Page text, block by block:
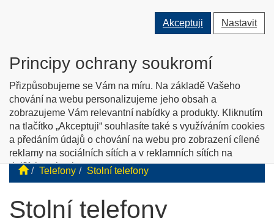
Akceptuji Nastavit
Principy ochrany soukromí
Přizpůsobujeme se Vám na míru. Na základě Vašeho
chování na webu personalizujeme jeho obsah a
zobrazujeme Vám relevantní nabídky a produkty. Kliknutím
na tlačítko „Akceptuji“ souhlasíte také s využíváním cookies
a předáním údajů o chování na webu pro zobrazení cílené
reklamy na sociálních sítích a v reklamních sítích na
dalších webech.
„Nastavit“.
Přepnout
uživatele
Přepnout
vyhledávání
O nás Kontakty Jak nakupovat Katalog zboží
English info
Tyflopomůcky
Prodej zboží pro zrakově postižené
Telefony Stolní telefony
Stolní telefony